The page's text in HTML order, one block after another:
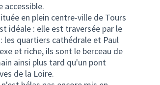
accessible.
en plein centre-ville de Tours
idéale : elle est traversée par le
quartiers cathédrale et Paul
et riche, ils sont le berceau de
ainsi plus tard qu'un pont
de la Loire.